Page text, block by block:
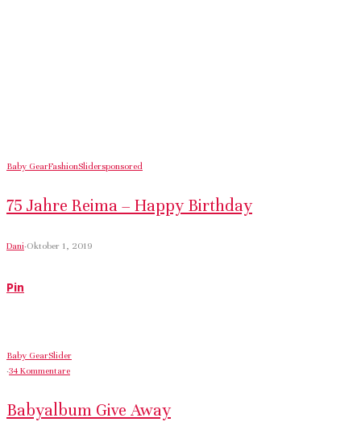
Baby GearFashionSlidersponsored
75 Jahre Reima – Happy Birthday
Dani·Oktober 1, 2019
Pin
Baby GearSlider
·34 Kommentare
Babyalbum Give Away